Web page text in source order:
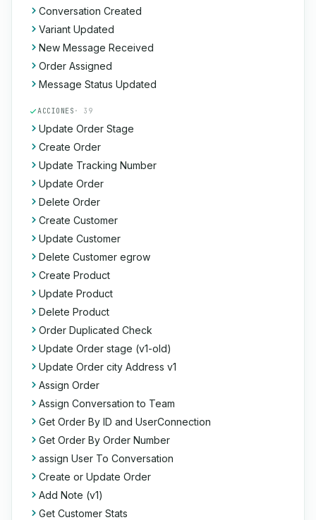
Conversation Created
Variant Updated
New Message Received
Order Assigned
Message Status Updated
ACCIONES · 39
Update Order Stage
Create Order
Update Tracking Number
Update Order
Delete Order
Create Customer
Update Customer
Delete Customer egrow
Create Product
Update Product
Delete Product
Order Duplicated Check
Update Order stage (v1-old)
Update Order city Address v1
Assign Order
Assign Conversation to Team
Get Order By ID and UserConnection
Get Order By Order Number
assign User To Conversation
Create or Update Order
Add Note (v1)
Get Customer Stats